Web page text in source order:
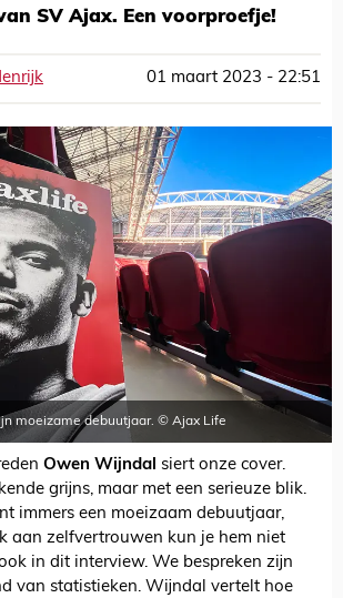
SV Ajax. Een voorproefje!
01 maart 2023 - 22:51
moeizame debuutjaar. © Ajax Life
Owen Wijndal siert onze cover.
grijns, maar met een serieuze blik.
immers een moeizaam debuutjaar,
aan zelfvertrouwen kun je hem niet
in dit interview. We bespreken zijn
van statistieken. Wijndal vertelt hoe